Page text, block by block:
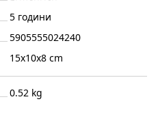
5 години
5905555024240
15x10x8 cm
0.52 kg